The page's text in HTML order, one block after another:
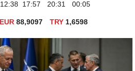
12:38 17:57 20:31 00:05
EUR 88,9097 TRY1,6598